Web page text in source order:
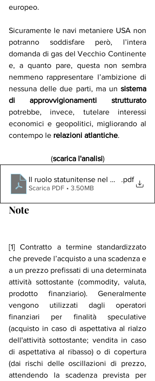
europeo.
Sicuramente le navi metaniere USA non
potranno soddisfare però, l’intera
domanda di gas del Vecchio Continente
e, a quanto pare, questa non sembra
nemmeno rappresentare l’ambizione di
nessuna delle due parti, ma un sistema
di approvvigionamenti strutturato
potrebbe, invece, tutelare interessi
economici e geopolitici, migliorando al
contempo le relazioni atlantiche.
(scarica l'analisi)
Il ruolo statunitense nel mercato del
.pdf
Scarica PDF • 3.50MB
Note
[1] Contratto a termine standardizzato
che prevede l’acquisto a una scadenza e
a un prezzo prefissati di una determinata
attività sottostante (commodity, valuta,
prodotto finanziario). Generalmente
vengono utilizzati dagli operatori
finanziari per finalità speculative
(acquisto in caso di aspettativa al rialzo
dell'attività sottostante; vendita in caso
di aspettativa al ribasso) o di copertura
(dai rischi delle oscillazioni di prezzo,
attendendo la scadenza prevista per